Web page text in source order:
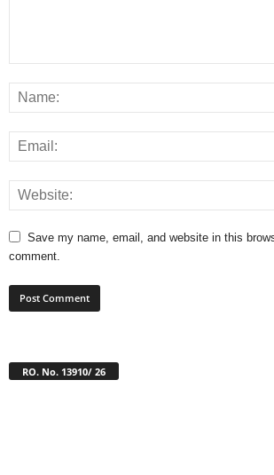
Save my name, email, and website in this
comment.
RO. No. 13910/ 26